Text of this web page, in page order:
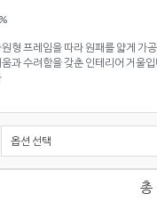
원형 프레임을 따라 원패를 얇게 가
움과 수려함을 갖춘 인테리어 거울입
총